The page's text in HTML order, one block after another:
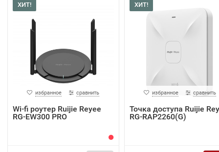
ХИТ!
избранное сравнить
Wi-fi роутер Ruijie Reyee
RG-EW300 PRO
ХИТ!
избранное сравнить
Точка доступа Ruijie
RG-RAP2260(G)